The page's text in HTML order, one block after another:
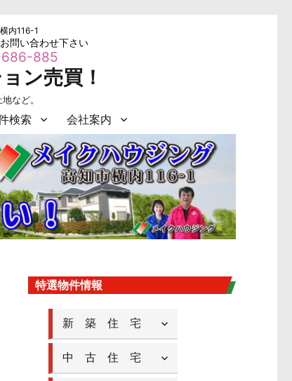
内116-1
問い合わせ下さい
885
ン売買！
など。
検索 会社案内
特選物件情報
新 築 住 宅
中 古 住 宅